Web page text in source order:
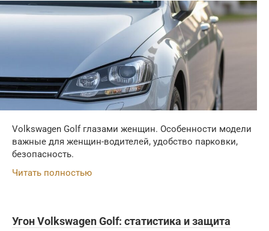
Volkswagen Golf глазами женщин. Особенности модели
важные для женщин-водителей, удобство парковки,
безопасность.
Читать полностью
Угон Volkswagen Golf: статистика и защита